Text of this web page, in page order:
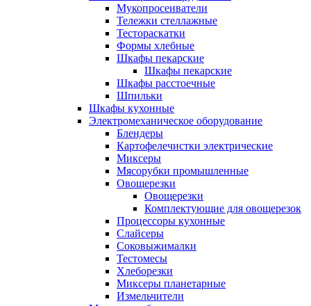
Мукопросеиватели
Тележки стеллажные
Тестораскатки
Формы хлебные
Шкафы пекарские
Шкафы пекарские
Шкафы расстоечные
Шпильки
Шкафы кухонные
Электромеханическое оборудование
Блендеры
Картофелечистки электрические
Миксеры
Мясорубки промышленные
Овощерезки
Овощерезки
Комплектующие для овощерезок
Процессоры кухонные
Слайсеры
Соковыжималки
Тестомесы
Хлеборезки
Миксеры планетарные
Измельчители